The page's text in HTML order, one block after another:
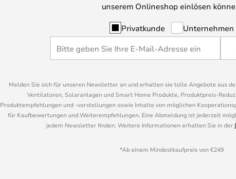
unserem Onlineshop einlösen
Privatkunde Unternehmen
Melden Sie sich für unseren Newsletter an und erhalten sie tolle Angebote aus
Ventilatoren, Solaranlagen und Smart Home Produkte, Produktpreis-
Produktempfehlungen und -vorstellungen sowie Inhalte von möglichen
für Kaufbewertungen und Weiterempfehlungen. Eine Abmeldung ist jederzeit
jedem Newsletter finden. Weitere Informationen erhalten Sie in der
*Ab einem Mindestkaufpreis von €249